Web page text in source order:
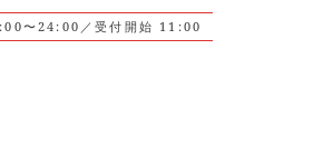
〜24:00／受付開始 11:00